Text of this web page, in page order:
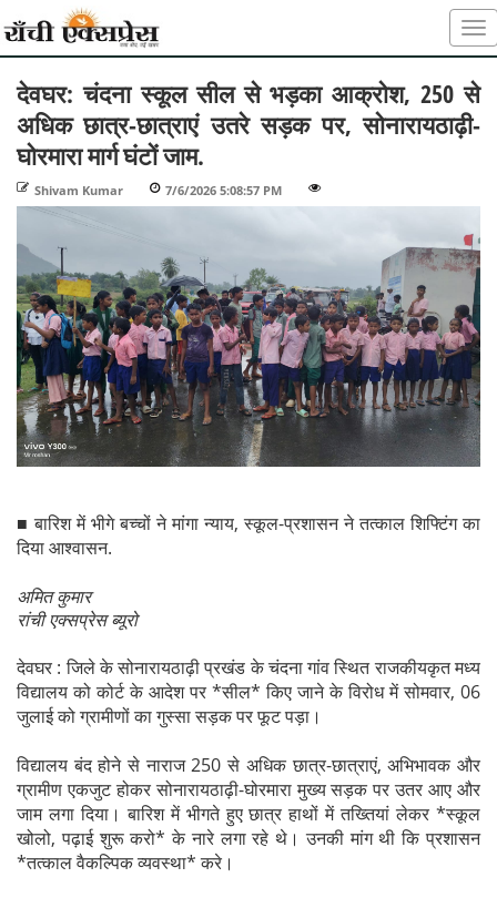
देवघर: चंदना स्कूल सील से भड़का आक्रोश, 250 से
अधिक छात्र-छात्राएं उतरे सड़क पर, सोनारायठाढ़ी-
घोरमारा मार्ग घंटों जाम.
Shivam Kumar 7/6/2026 5:08:57 PM
■ बारिश में भीगे बच्चों ने मांगा न्याय, स्कूल-प्रशासन ने तत्काल शिफ्टिंग का
दिया आश्वासन.
अमित कुमार
रांची एक्सप्रेस ब्यूरो
देवघर : जिले के सोनारायठाढ़ी प्रखंड के चंदना गांव स्थित राजकीयकृत मध्य
विद्यालय को कोर्ट के आदेश पर *सील* किए जाने के विरोध में सोमवार, 06
जुलाई को ग्रामीणों का गुस्सा सड़क पर फूट पड़ा।
विद्यालय बंद होने से नाराज 250 से अधिक छात्र-छात्राएं, अभिभावक और
ग्रामीण एकजुट होकर सोनारायठाढ़ी-घोरमारा मुख्य सड़क पर उतर आए और
जाम लगा दिया। बारिश में भीगते हुए छात्र हाथों में तख्तियां लेकर *स्कूल
खोलो, पढ़ाई शुरू करो* के नारे लगा रहे थे। उनकी मांग थी कि प्रशासन
*तत्काल वैकल्पिक व्यवस्था* करे।